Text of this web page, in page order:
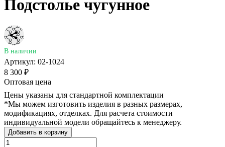
Подстолье чугунное
В наличии
Артикул: 02-1024
8 300 ₽
Оптовая цена
Цены указаны для стандартной комплектации
*Мы можем изготовить изделия в разных размерах,
модификациях, отделках. Для расчета стоимости
индивидуальной модели обращайтесь к менеджеру.
Добавить в корзину